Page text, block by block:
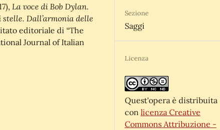
La voce di Bob Dylan.
stelle. Dall’armonia delle
editoriale di “The
Journal of Italian
Sezione
Saggi
Licenza
Quest'opera è distribuita
con licenza Creative
Commons Attribuzione -